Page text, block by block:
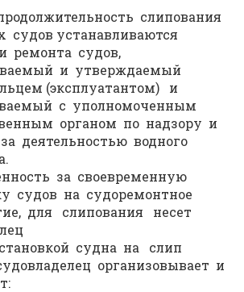
слипования
судов устанавливаются
ремонта судов,
и утверждаемый
(эксплуатантом) и
с уполномоченным
органом по надзору и
деятельностью водного
за своевременную
судов на судоремонтное
для слипования несет
судна на слип
организовывает и